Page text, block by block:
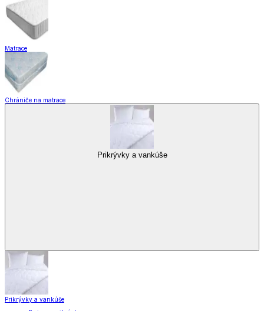
Matrace
Chrániče na matrace
Prikrývky a vankúše
Prikrývky a vankúše